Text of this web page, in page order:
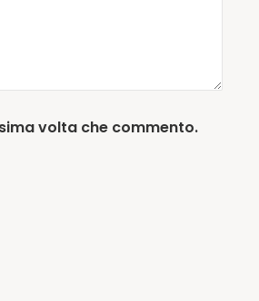
volta che commento.